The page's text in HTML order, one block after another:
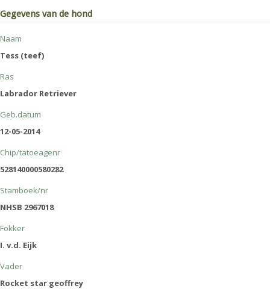
Gegevens van de hond
Naam
Tess (teef)
Ras
Labrador Retriever
Geb.datum
12-05-2014
Chip/tatoeagenr
528140000580282
Stamboek/nr
NHSB 2967018
Fokker
I. v.d. Eijk
Vader
Rocket star geoffrey